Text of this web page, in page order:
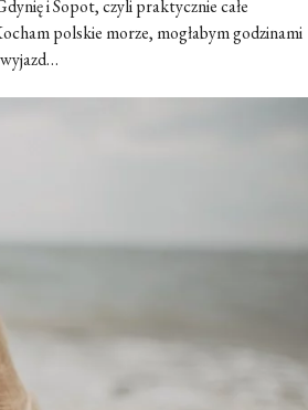
i Sopot, czyli praktycznie całe
polskie morze, mogłabym godzinami